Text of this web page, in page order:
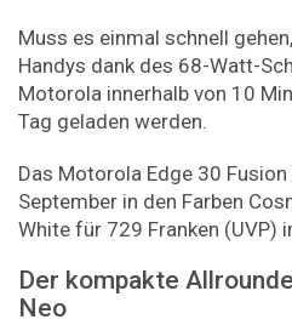
Muss es einmal schnell
Handys dank des 68-Watt-
Motorola innerhalb von 10
Tag geladen werden.
Das Motorola Edge 30
September in den Farben
White für 729 Franken (UVP)
Der kompakte
Neo